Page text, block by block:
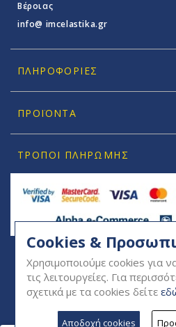
Βέροιας
info@ imcelastika.gr
ΠΛΗΡΟΦΟΡΊΕΣ
ΠΡΟΪΟΝΤΑ
ΤΡΌΠΟΙ ΠΛΗΡΩΜΉΣ
SOCIAL
Cookies &
Χρησιμοποιούμε cookies για
τις λειτουργείες. Για
σχετικά με τα cookies δείτε
Αποδοχή cookies